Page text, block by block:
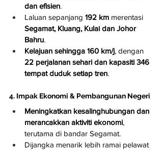
dan efisien.
Laluan sepanjang 192 km merentasi
Segamat, Kluang, Kulai dan Johor
Bahru.
Kelajuan sehingga 160 km/j, dengan
22 perjalanan sehari dan kapasiti 346
tempat duduk setiap tren.
4. Impak Ekonomi & Pembangunan Negeri
Meningkatkan kesalinghubungan dan
merancakkan aktiviti ekonomi,
terutama di bandar Segamat.
Dijangka menarik lebih ramai pelawat